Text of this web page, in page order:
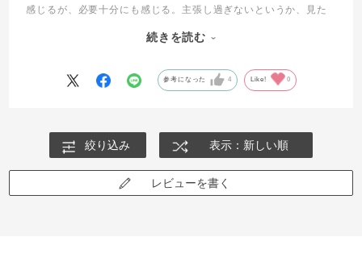
感じるが、必要十分にも感じる。主張し過ぎないというか、見た
ってもいつもの安心感があるというか、親しみのある描写をして
昨今は開放からパキッと写るレンズも珍しくなくなったが、こう
続きを読む
参考になった 4 Like! 0
絞り込み 表示：新しい順
レビューを書く